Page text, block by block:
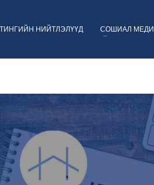
НИЙТЛЭЛҮҮД СОШИАЛ